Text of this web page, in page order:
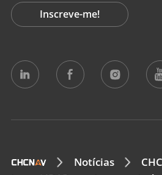
Inscreve-me!
Notícias